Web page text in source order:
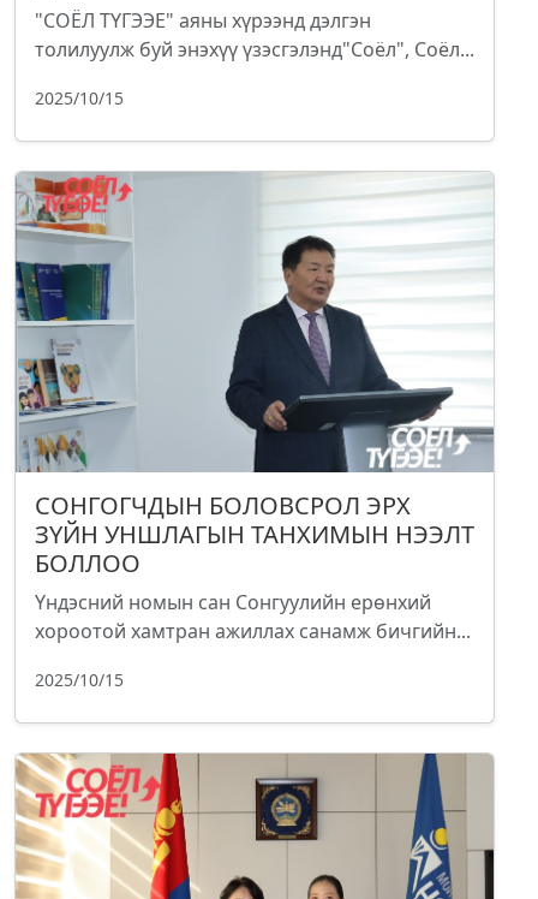
"СОЁЛ ТҮГЭЭЕ" аяны хүрээнд дэлгэн
толилуулж буй энэхүү үзэсгэлэнд"Соёл", Соёл...
2025/10/15
СОНГОГЧДЫН БОЛОВСРОЛ ЭРХ
ЗҮЙН УНШЛАГЫН ТАНХИМЫН НЭЭЛТ
БОЛЛОО
Үндэсний номын сан Сонгуулийн ерөнхий
хороотой хамтран ажиллах санамж бичгийн...
2025/10/15